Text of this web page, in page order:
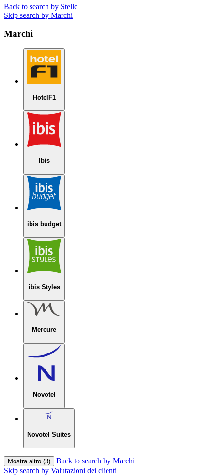
Back to search by Stelle
Skip search by Marchi
Marchi
HotelF1
Ibis
ibis budget
ibis Styles
Mercure
Novotel
Novotel Suites
Mostra altro (3)
Back to search by Marchi
Skip search by Valutazioni dei clienti